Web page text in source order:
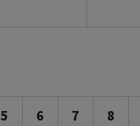
5 6 7 8